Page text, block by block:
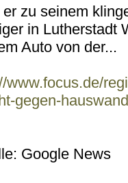
zu seinem
in Lutherstadt
Auto von der...
www.focus.de/
gegen-
Google News